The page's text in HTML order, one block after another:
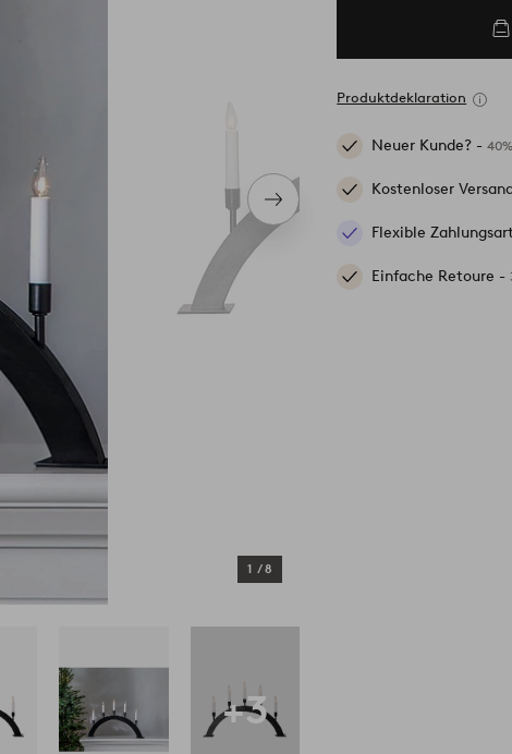
Nächstes
Produkt
1 /8
Produktdeklaration
Neuer Kunde? -
Kostenloser
Flexible
Einfache Retoure -
+3